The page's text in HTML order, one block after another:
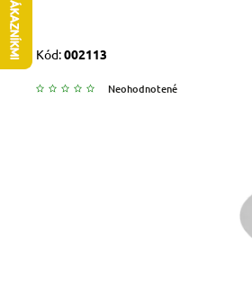
Kód:002113
Neohodnotené